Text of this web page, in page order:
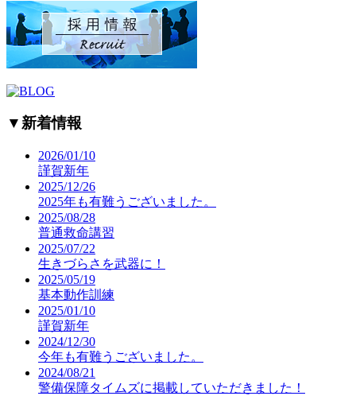
▼新着情報
2026/01/10
謹賀新年
2025/12/26
2025年も有難うございました。
2025/08/28
普通救命講習
2025/07/22
生きづらさを武器に！
2025/05/19
基本動作訓練
2025/01/10
謹賀新年
2024/12/30
今年も有難うございました。
2024/08/21
警備保障タイムズに掲載していただきました！